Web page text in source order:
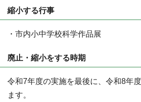
縮小する行事
・市内小中学校科学作品展
廃止・縮小をする時期
令和7年度の実施を最後に、令和8年
ます。